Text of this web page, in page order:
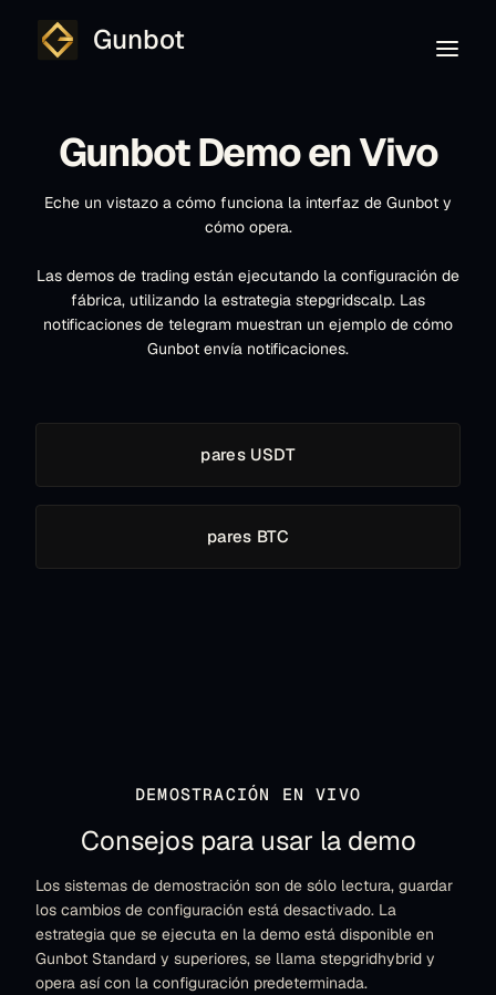
Gunbot
Gunbot Demo en Vivo
Eche un vistazo a cómo funciona la interfaz de Gunbot y
cómo opera.
Las demos de trading están ejecutando la configuración de
fábrica, utilizando la estrategia stepgridscalp. Las
notificaciones de telegram muestran un ejemplo de cómo
Gunbot envía notificaciones.
pares USDT
pares BTC
DEMOSTRACIÓN EN VIVO
Consejos para usar la demo
Los sistemas de demostración son de sólo lectura, guardar
los cambios de configuración está desactivado. La
estrategia que se ejecuta en la demo está disponible en
Gunbot Standard y superiores, se llama stepgridhybrid y
opera así con la configuración predeterminada.